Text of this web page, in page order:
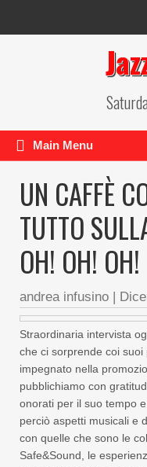
Main Menu
UN CAFFÈ
TUTTO
OH! OH! OH!
andrea infusino |
Straordinaria intervista
che ci sorprende coi
impegnato nella
pubblichiamo con
onorati per il suo tempo
perciò aspetti musicali e
con quelle che sono le
Safe&Sound, le